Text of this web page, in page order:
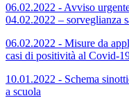
06.02.2022 - Avviso
04.02.2022 – sorveglianza
06.02.2022 - Misure da
casi di positività al Covid-
10.01.2022 - Schema
a scuola